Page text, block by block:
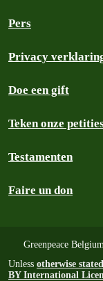
Pers
Privacy
Doe een gift
Teken onze
Testamenten
Faire un don
Greenpeace
Unless otherwise stated
BY International